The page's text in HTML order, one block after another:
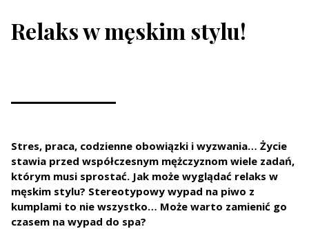
Relaks w męskim stylu!
Stres, praca, codzienne obowiązki i wyzwania… Życie
stawia przed współczesnym mężczyznom wiele zadań,
którym musi sprostać. Jak może wyglądać relaks w
męskim stylu? Stereotypowy wypad na piwo z
kumplami to nie wszystko… Może warto zamienić go
czasem na wypad do spa?